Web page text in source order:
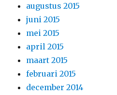
augustus 2015
juni 2015
mei 2015
april 2015
maart 2015
februari 2015
december 2014